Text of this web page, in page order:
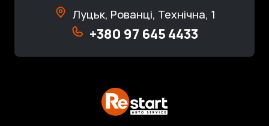
Луцьк, Рованці, Технічна, 1
+380 97 645 4433